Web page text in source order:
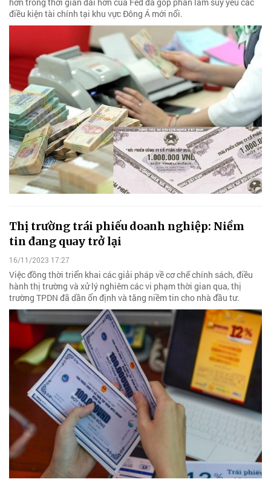
điều kiện tài chính tại khu vực Đông Á mới nổi.
Thị trường trái phiếu doanh nghiệp: Niềm
tin đang quay trở lại
16/11/2023 17:27
Việc đồng thời triển khai các giải pháp về cơ chế chính sách, điều
hành thị trường và xử lý nghiêm các vi phạm thời gian qua, thị
trường TPDN đã dần ổn định và tăng niềm tin cho nhà đầu tư.